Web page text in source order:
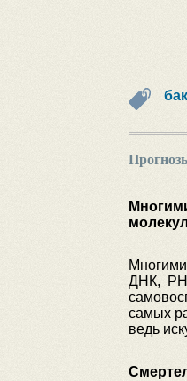
ДНК,
самых
ведь